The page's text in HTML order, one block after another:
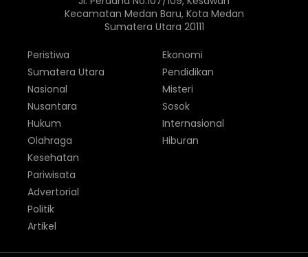
Kecamatan Medan Baru, Kota Medan
Sumatera Utara 20111
Peristiwa
Sumatera Utara
Nasional
Nusantara
Hukum
Olahraga
Ekonomi
Pendidikan
Misteri
Sosok
Internasional
Hiburan
Kesehatan
Pariwisata
Advertorial
Politik
Artikel